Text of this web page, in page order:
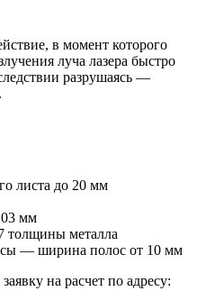
в момент которого
луча лазера быстро
разрушаясь —
листа до 20 мм
мм
толщины металла
— ширина полос от 10 мм
на расчет по адресу: